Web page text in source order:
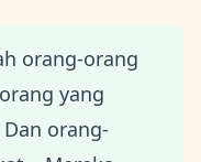
orang-orang
yang
orang-